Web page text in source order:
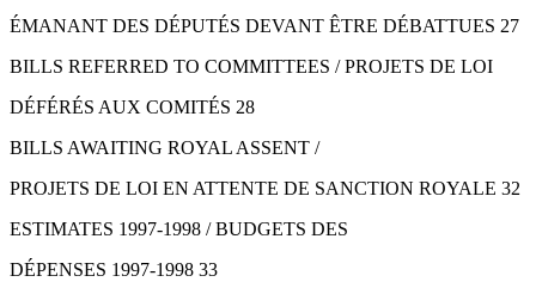
ÉMANANT DES DÉPUTÉS DEVANT ÊTRE DÉBATTUES 27
BILLS REFERRED TO COMMITTEES / PROJETS DE LOI
DÉFÉRÉS AUX COMITÉS 28
BILLS AWAITING ROYAL ASSENT /
PROJETS DE LOI EN ATTENTE DE SANCTION ROYALE 32
ESTIMATES 1997-1998 / BUDGETS DES
DÉPENSES 1997-1998 33